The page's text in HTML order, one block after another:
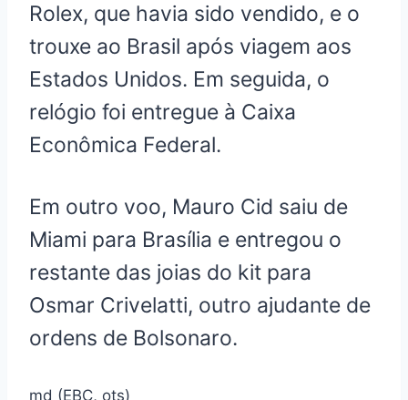
Rolex, que havia sido vendido, e o
trouxe ao Brasil após viagem aos
Estados Unidos. Em seguida, o
relógio foi entregue à Caixa
Econômica Federal.
Em outro voo, Mauro Cid saiu de
Miami para Brasília e entregou o
restante das joias do kit para
Osmar Crivelatti, outro ajudante de
ordens de Bolsonaro.
md (EBC, ots)